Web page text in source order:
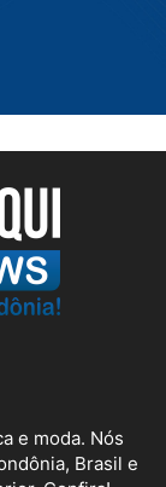
e moda. Nós
Brasil e